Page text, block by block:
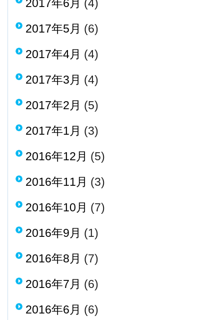
2017年6月 (4)
2017年5月 (6)
2017年4月 (4)
2017年3月 (4)
2017年2月 (5)
2017年1月 (3)
2016年12月 (5)
2016年11月 (3)
2016年10月 (7)
2016年9月 (1)
2016年8月 (7)
2016年7月 (6)
2016年6月 (6)